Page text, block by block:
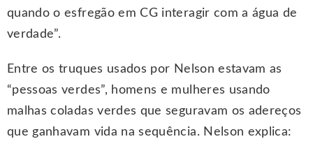
quando o esfregão em CG interagir com a água de
verdade”.
Entre os truques usados por Nelson estavam as
“pessoas verdes”, homens e mulheres usando
malhas coladas verdes que seguravam os adereços
que ganhavam vida na sequência. Nelson explica: